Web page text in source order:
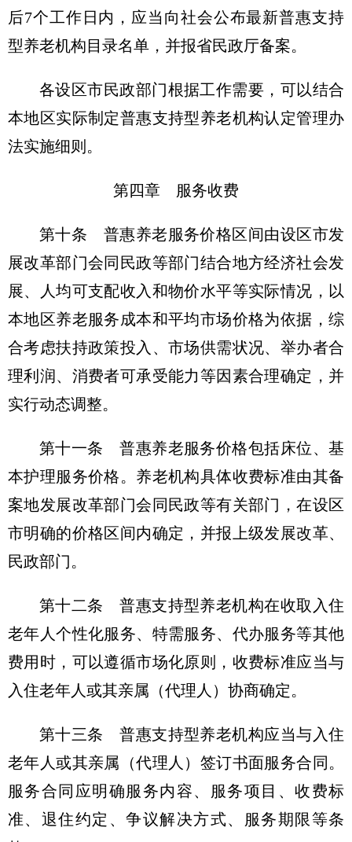
后7个工作日内，应当向社会公布最新普惠支持
型养老机构目录名单，并报省民政厅备案。
各设区市民政部门根据工作需要，可以结合
本地区实际制定普惠支持型养老机构认定管理办
法实施细则。
第四章 服务收费
第十条 普惠养老服务价格区间由设区市发
展改革部门会同民政等部门结合地方经济社会发
展、人均可支配收入和物价水平等实际情况，以
本地区养老服务成本和平均市场价格为依据，综
合考虑扶持政策投入、市场供需状况、举办者合
理利润、消费者可承受能力等因素合理确定，并
实行动态调整。
第十一条 普惠养老服务价格包括床位、基
本护理服务价格。养老机构具体收费标准由其备
案地发展改革部门会同民政等有关部门，在设区
市明确的价格区间内确定，并报上级发展改革、
民政部门。
第十二条 普惠支持型养老机构在收取入住
老年人个性化服务、特需服务、代办服务等其他
费用时，可以遵循市场化原则，收费标准应当与
入住老年人或其亲属（代理人）协商确定。
第十三条 普惠支持型养老机构应当与入住
老年人或其亲属（代理人）签订书面服务合同。
服务合同应明确服务内容、服务项目、收费标
准、退住约定、争议解决方式、服务期限等条